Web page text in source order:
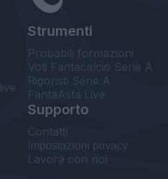
Strumenti
Probabili formazioni
Voti Fantacalcio Serie A
Rigoristi Serie A
FantaAsta Live
Supporto
Contatti
Impostazioni privacy
Lavora con noi